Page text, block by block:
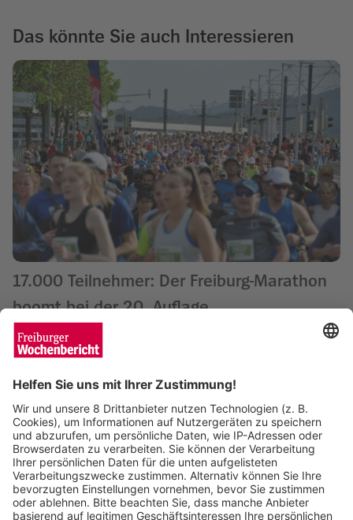
Das könnte Sie auch Interessieren
17.000 Teilnehmer: Der Freiburg-Marathon
boomt bei der 20. Auflage